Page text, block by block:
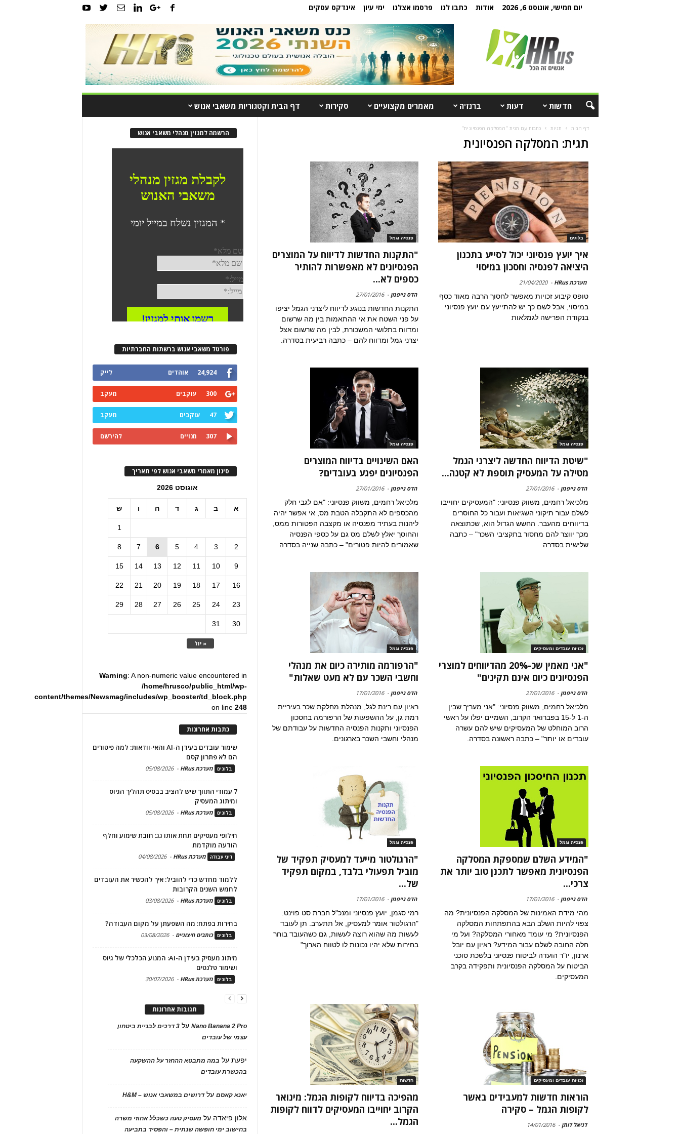
יום חמישי, אוגוסט 6, 2026 אודות כתבו לנו פרסמו אצלנו ימי עיון אינדקס עסקים
חדשות דעות ברנז'ה מאמרים מקצועיים סקירות דף הבית וקטגוריות משאבי אנוש
דף הבית תגיות כתבות עם תגית "המסלקה הפנסיונית"
תגית: המסלקה הפנסיונית
בלוגים
איך יועץ פנסיוני יכול לסייע בתכנון
היציאה לפנסיה וחסכון במיסוי
מערכת HRus -
21/04/2020
טופס קיבוע זכויות מאפשר לחסוך הרבה מאוד כסף
במיסוי, אבל לשם כך יש להתייעץ עם יועץ פנסיוני
בנקודת הפרישה לגמלאות
פנסיה וגמל
"התקנות החדשות לדיווח על המוצרים
הפנסיונים לא מאפשרות להותיר
כספים לא...
הדס גייפמן -
27/01/2016
התקנות החדשות בנוגע לדיווח ליצרני הגמל יציפו
על פני השטח את אי ההתאמות בין מה שרשום
ומדווח בתלושי המשכורת, לבין מה שרשום אצל
יצרני גמל ומדווח להם – כתבה רביעית בסדרה.
פנסיה וגמל
"שיטת הדיווח החדשה ליצרני הגמל
מטילה על המעסיק תוספת לא קטנה...
הדס גייפמן -
27/01/2016
מלכיאל רחמים, משווק פנסיוני: "המעסיקים יחוייבו
לשלם עבור תיקוני השגיאות ועבור כל החוסרים
בדיווחים מהעבר. החשש הגדול הוא, שכתוצאה
מכך יווצר להם מחסור בתקציבי השכר" – כתבה
שלישית בסדרה
פנסיה וגמל
האם השינויים בדיווח המוצרים
הפנסיונים יפגע בעובדים?
הדס גייפמן -
27/01/2016
מלכיאל רחמים, משווק פנסיוני: "אם לגבי חלק
מהכספים לא התקבלה הטבת מס, אי אפשר יהיה
ליהנות בעתיד מפנסיה או מקצבה הפטורות ממס,
והחוסך יאלץ לשלם מס גם על כספי הפנסיה
שאמורים להיות פטורים" – כתבה שנייה בסדרה
זכויות עובדים ומעסיקים
"אני מאמין שכ-20% מהדיווחים למוצרי
הפנסיונים כיום אינם תקינים"
הדס גייפמן -
27/01/2016
מלכיאל רחמים, משווק פנסיוני: "אני מעריך שבין
ה-1 ל-15 בפברואר הקרוב, השמיים יפלו על ראשי
הרוב המוחלט של המעסיקים שיש להם עשרה
עובדים או יותר" – כתבה ראשונה בסדרה.
פנסיה וגמל
"הרפורמה מותירה כיום את מנהלי
וחשבי השכר עם לא מעט שאלות"
הדס גייפמן -
17/01/2016
ראיון עם רינת לגל, מנהלת מחלקת שכר בעיריית
רמת גן, על ההשפעות של הרפורמה בחסכון
הפנסיוני ותקנות הפנסיה החדשות על עבודתם של
מנהלי וחשבי השכר בארגונים.
פנסיה וגמל
"המידע השלם שמספקת המסלקה
הפנסיונית מאפשר לתכנן טוב יותר את
צרכי...
הדס גייפמן -
17/01/2016
מהי מידת האמינות של המסלקה הפנסיונית? מה
צפוי להיות השלב הבא בהתפתחות המסלקה
הפנסיונית? מי עומד מאחורי המסלקה? ועל מי
חלה החובה לשלם עבור המידע? ראיון עם יובל
ארנון, יו"ר הועדה לביטוח פנסיוני בלשכת סוכני
הביטוח על המסלקה הפנסיונית ותפקידה בקרב
המעסיקים.
פנסיה וגמל
"הרגולטור מייעד למעסיק תפקיד של
מוביל תפעולי בלבד, במקום תפקיד
של...
הדס גייפמן -
17/01/2016
רמי סגמן, יועץ פנסיוני ומנכ"ל חברת סט פוינט:
"הרגולטור אומר למעסיק, אל תתערב. תן לעובד
לעשות מה שהוא רוצה לעשות, גם כשהעובד בוחר
בחירות שלא יהיו נכונות לו לטווח הארוך"
זכויות עובדים ומעסיקים
הוראות חדשות למעבידים באשר
לקופות הגמל – סקירה
דניאל דותן -
14/01/2016
חדשות
מהפיכה בדיווח לקופות הגמל: מינואר
הקרוב יחוייבו המעסיקים לדווח לקופות
הגמל...
הרשמה למגזין מנהלי משאבי אנוש
פורטל משאבי אנוש ברשתות החברתיות
24,924 אוהדים לייק
300 עוקבים מעקב
47 עוקבים מעקב
307 מנויים להירשם
סינון מאמרי משאבי אנוש לפי תאריך
אוגוסט 2026
א ב ג ד ה ו ש
« יול
1
2
3
4
5
6
7
8
9
10
11
12
13
14
15
16
17
18
19
20
21
22
23
24
25
26
27
28
29
30
31
Warning: A non-numeric value encountered in
/home/hrusco/public_html/wp-
content/themes/Newsmag/includes/wp_booster/td_block.php
on line248
כתבות אחרונות
שימור עובדים בעידן ה-AI והאי-וודאות: למה פיטורים
הם לא פתרון קסם
בלוגים מערכת HRus -
05/08/2026
7 עמודי התווך שיש להציב בבסיס תהליך הגיוס
ומיתוג המעסיק
בלוגים מערכת HRus -
05/08/2026
חילופי מעסיקים תחת אותו גג: חובת שימוע וחלף
הודעה מוקדמת
דיני עבודה מערכת HRus -
04/08/2026
ללמוד מחדש כדי להוביל: איך להכשיר את העובדים
לחמש השנים הקרובות
בלוגים מערכת HRus -
03/08/2026
בחירות בפתח: מה השפעתן על מקום העבודה?
בלוגים כותבים חיצוניים -
03/08/2026
מיתוג מעסיק בעידן ה-AI: המנוע הכלכלי של גיוס
ושימור טלנטים
בלוגים מערכת HRus -
30/07/2026
תגובות אחרונות
Nano Banana 2 Proעל
3 דרכים לבניית ביטחון
עצמי של עובדים
יפעתעל במה מתבטא ההחזר על ההשקעה
בהכשרת עובדים
יאנא קאסםעלדרושים במשאבי אנוש – H&M
אלון פיאדה על מעסיק טעה כשכלל אחוזי משרה
בחישוב ימי חופשה שנתית – והפסיד בתביעה